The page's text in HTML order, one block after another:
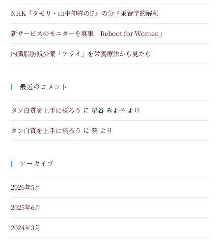
NHK『タモリ・山中伸弥の!?』の分子栄養学的解釈
新サービスのモニターを募集「Reboot for Women」
内臓脂肪減少薬「アライ」を栄養療法から見たら
最近のコメント
タン白質を上手に摂ろう に 星谷 みよ子 より
タン白質を上手に摂ろう に葵 より
アーカイブ
2026年5月
2025年6月
2024年3月